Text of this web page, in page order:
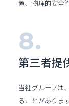
置、物理的安全
第三者提
当社グループは
ることがあります